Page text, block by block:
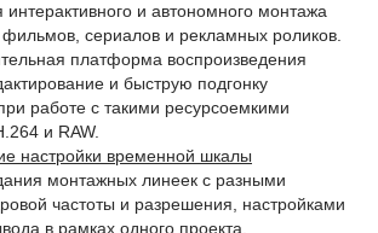
интерактивного и автономного монтажа
сериалов и рекламных роликов.
платформа воспроизведения
и быструю подгонку
работе с такими ресурсоемкими
и RAW.
настройки временной шкалы
монтажных линеек с разными
частоты и разрешения, настройками
в рамках одного проекта.